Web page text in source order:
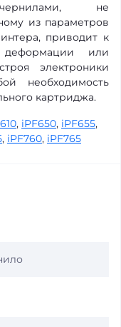
не
из параметров
приводит к
деформации или
электроники
необходимость
картриджа.
, iPF650, iPF655,
, iPF760, iPF765